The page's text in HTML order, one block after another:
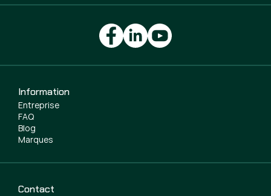
Information
Entreprise
FAQ
Blog
Marques
Contact